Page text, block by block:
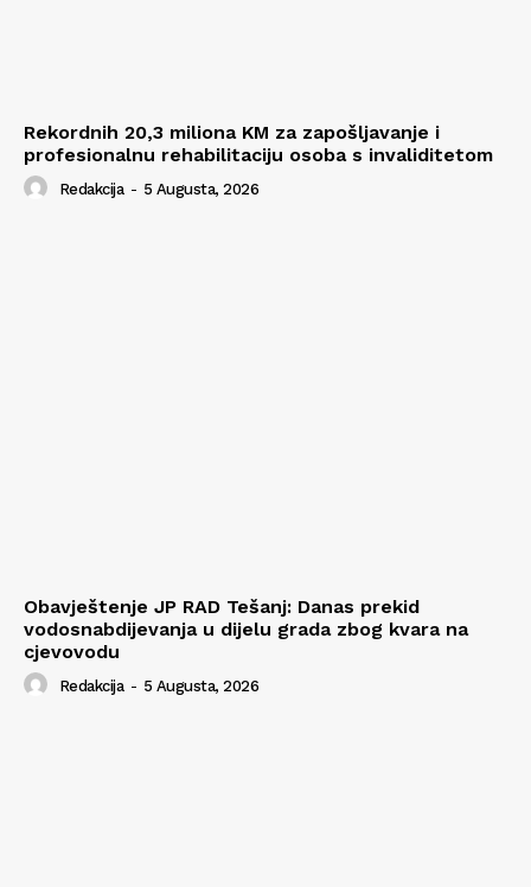
Rekordnih 20,3 miliona KM za zapošljavanje i
profesionalnu rehabilitaciju osoba s invaliditetom
Redakcija - 5 Augusta, 2026
Obavještenje JP RAD Tešanj: Danas prekid
vodosnabdijevanja u dijelu grada zbog kvara na
cjevovodu
Redakcija - 5 Augusta, 2026